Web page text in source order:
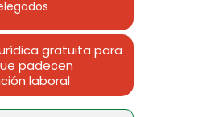
gratuita para
padecen
laboral